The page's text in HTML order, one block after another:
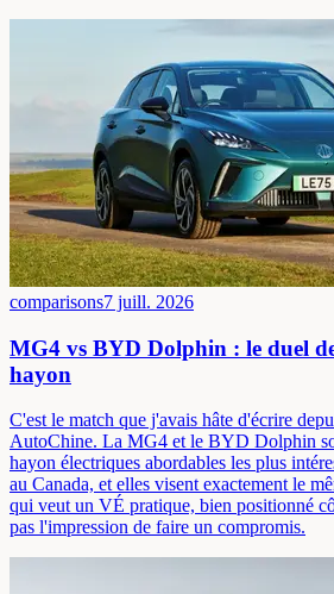
comparisons7 juill. 2026
MG4 vs BYD Dolphin : le duel
hayon
C'est le match que j'avais hâte d'écrire
AutoChine. La MG4 et le BYD Dolphin
hayon électriques abordables les plus
au Canada, et elles visent exactement le
qui veut un VÉ pratique, bien positionné
pas l'impression de faire un compromis.